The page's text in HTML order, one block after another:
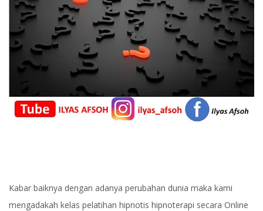
Kabar baiknya dengan adanya perubahan dunia maka kami
mengadakah kelas pelatihan hipnotis hipnoterapi secara Online